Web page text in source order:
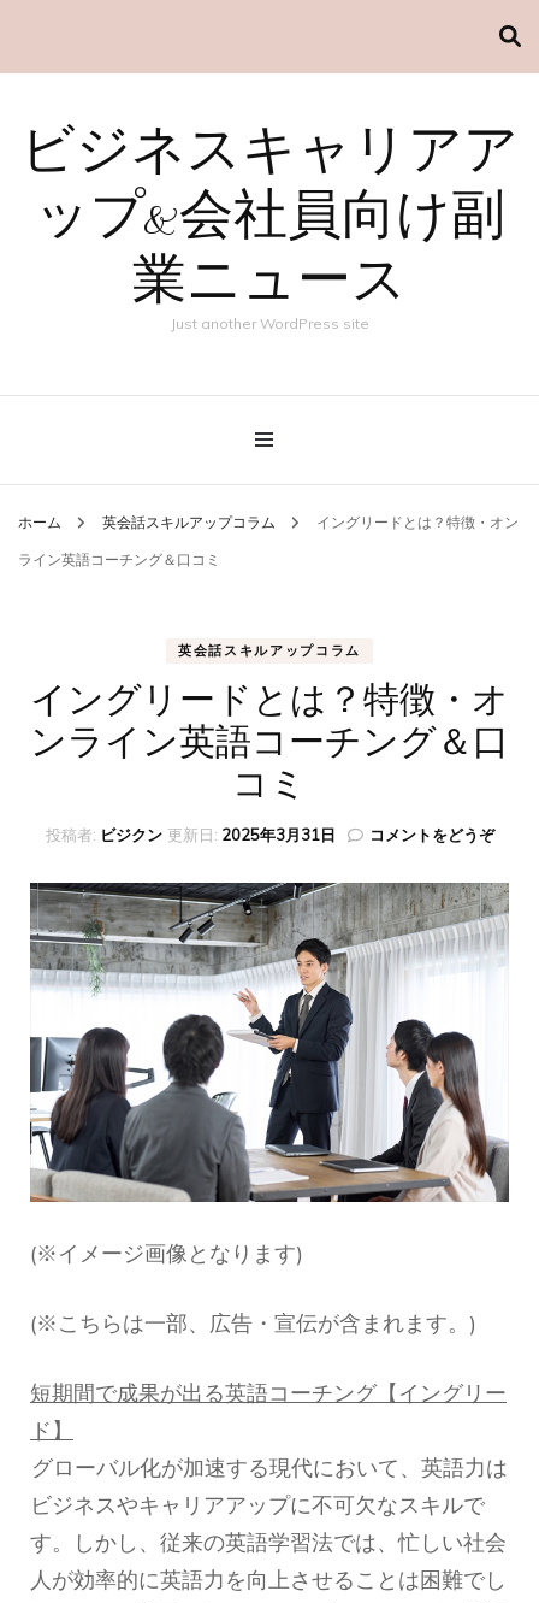
ビジネスキャリアア
ップ&会社員向け副
業ニュース
Just another WordPress site
ホーム 英会話スキルアップコラム イングリードとは？特徴・オン
ライン英語コーチング＆口コミ
英会話スキルアップコラム
イングリードとは？特徴・オ
ンライン英語コーチング＆口
コミ
投稿者: ビジクン 更新日: 2025年3月31日 コメントをどうぞ(イ
グ
リ
ー
ド
イ
ン
英
口
(※イメージ画像となります)
(※こちらは一部、広告・宣伝が含まれます。)
短期間で成果が出る英語コーチング【イングリー
ド】
グローバル化が加速する現代において、英語力は
ビジネスやキャリアアップに不可欠なスキルで
す。しかし、従来の英語学習法では、忙しい社会
人が効率的に英語力を向上させることは困難でし